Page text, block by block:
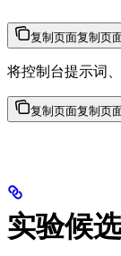
复制页面复制页
将控制台提示词
复制页面复制页
实验候